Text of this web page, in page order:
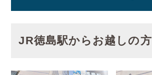
JR徳島駅からお越しの方